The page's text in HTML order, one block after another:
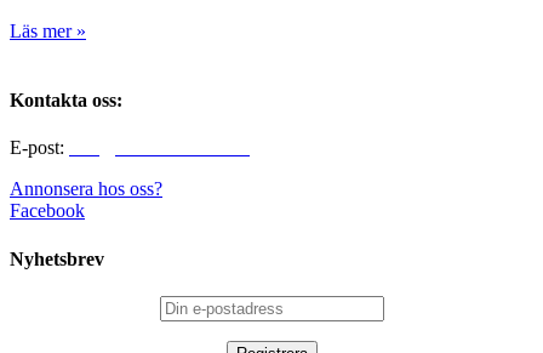
Läs mer »
Kontakta oss:
E-post:
Annonsera hos oss?
Facebook
Nyhetsbrev